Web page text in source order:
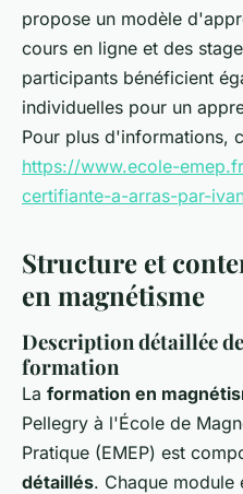
propose un modèle
cours en ligne et des
participants bénéficient
individuelles pour un
Pour plus d'informations,
https://www.ecole-
certifiante-a-arras-par-
Structure et
en magnétisme
Description détaillée
formation
La formation en
Pellegry à l'École de
Pratique (EMEP) est
détaillés. Chaque